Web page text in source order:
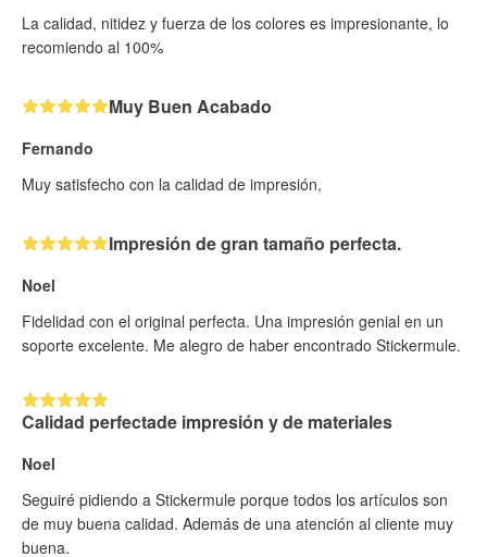
La calidad, nitidez y fuerza de los colores es impresionante, lo
recomiendo al 100%
Muy Buen Acabado
Fernando
Muy satisfecho con la calidad de impresión,
Impresión de gran tamaño perfecta.
Noel
Fidelidad con el original perfecta. Una impresión genial en un
soporte excelente. Me alegro de haber encontrado Stickermule.
Calidad perfectade impresión y de materiales
Noel
Seguiré pidiendo a Stickermule porque todos los artículos son
de muy buena calidad. Además de una atención al cliente muy
buena.